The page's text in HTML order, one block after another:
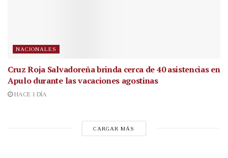
NACIONALES
Cruz Roja Salvadoreña brinda cerca de 40 asistencias en
Apulo durante las vacaciones agostinas
HACE 1 DÍA
CARGAR MÁS